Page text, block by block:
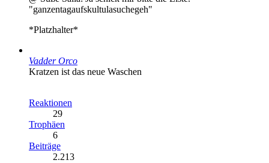
"ganzentagaufskultulasuchegeh"
*Platzhalter*
Vadder Orco
Kratzen ist das neue Waschen
Reaktionen
29
Trophäen
6
Beiträge
2.213